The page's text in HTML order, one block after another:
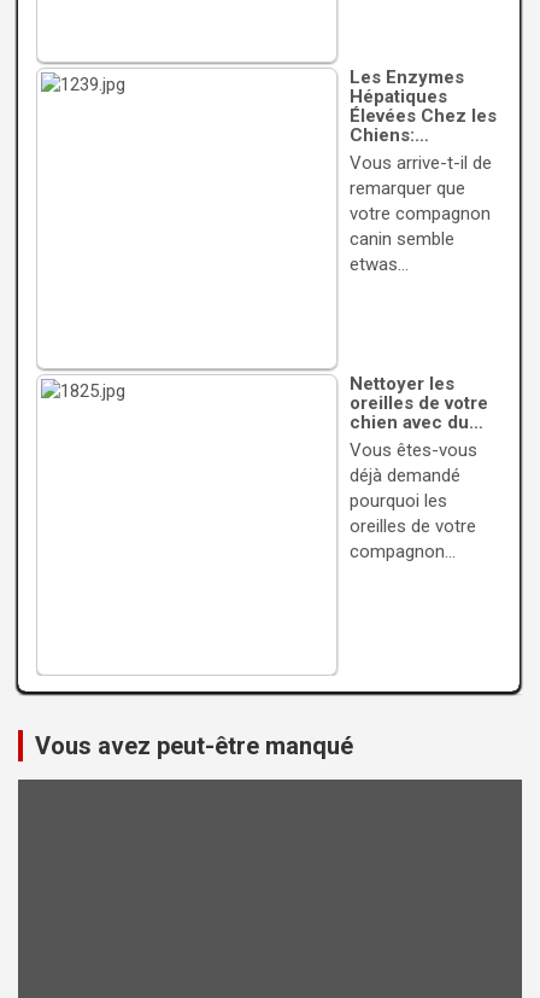
Les Enzymes
Hépatiques
Élevées Chez les
Chiens:…
Vous arrive-t-il de
remarquer que
votre compagnon
canin semble
etwas…
Nettoyer les
oreilles de votre
chien avec du…
Vous êtes-vous
déjà demandé
pourquoi les
oreilles de votre
compagnon…
Vous avez peut-être manqué